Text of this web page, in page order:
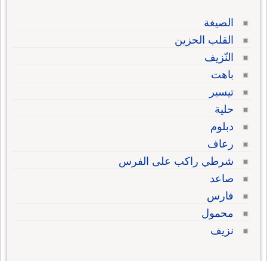
الصيغة
القلب الحزين
النّزيف
باهت
تيسير
حلية
دبلوم
رعاف
شرطي راكب على الفرس
صاعد
فارس
محمول
نزيف